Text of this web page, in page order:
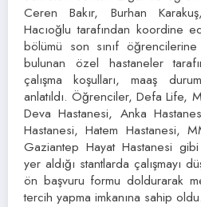
Ceren Bakır, Burhan
Hacıoğlu tarafından koordine
bölümü son sınıf
bulunan özel hastaneler
çalışma koşulları, maaş
anlatıldı. Öğrenciler, Defa Life,
Deva Hastanesi, Anka
Hastanesi, Hatem Hastanesi,
Gaziantep Hayat Hastanesi
yer aldığı stantlarda çalışmayı
ön başvuru formu doldurarak
tercih yapma imkanına sahip oldu.